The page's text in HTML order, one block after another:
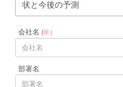
状と今後の予測
会社名 (※）
部署名